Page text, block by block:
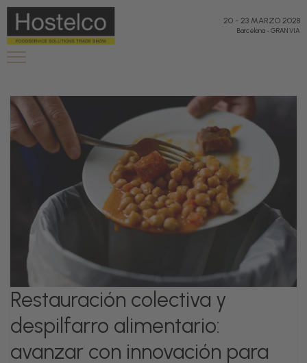
20 - 23 MARZO 2028
Barcelona-GRAN VIA
Restauración colectiva y
despilfarro alimentario:
avanzar con innovación para